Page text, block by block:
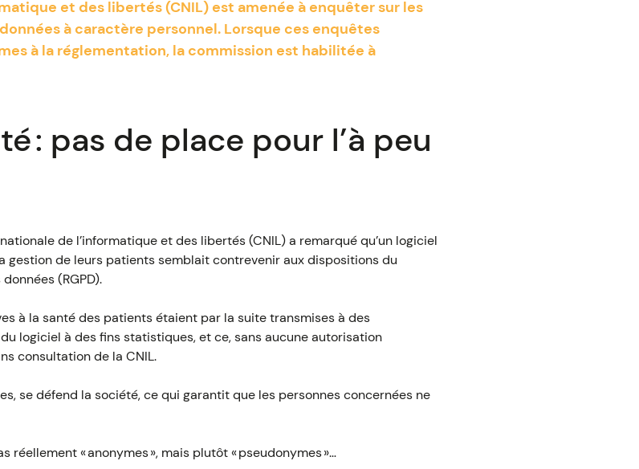
et des libertés (CNIL) est amenée à enquêter sur les
à caractère personnel. Lorsque ces enquêtes
à la réglementation, la commission est habilitée à
: pas de place pour l’à peu
de l’informatique et des libertés (CNIL) a remarqué qu’un logiciel
gestion de leurs patients semblait contrevenir aux dispositions du
(RGPD).
à la santé des patients étaient par la suite transmises à des
logiciel à des fins statistiques, et ce, sans aucune autorisation
consultation de la CNIL.
se défend la société, ce qui garantit que les personnes concernées ne
réellement « anonymes », mais plutôt « pseudonymes »…